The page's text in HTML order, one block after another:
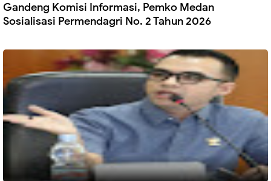
Gandeng Komisi Informasi, Pemko Medan
Sosialisasi Permendagri No. 2 Tahun 2026